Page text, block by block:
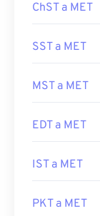
ChST a MET
SST a MET
MST a MET
EDT a MET
IST a MET
PKT a MET